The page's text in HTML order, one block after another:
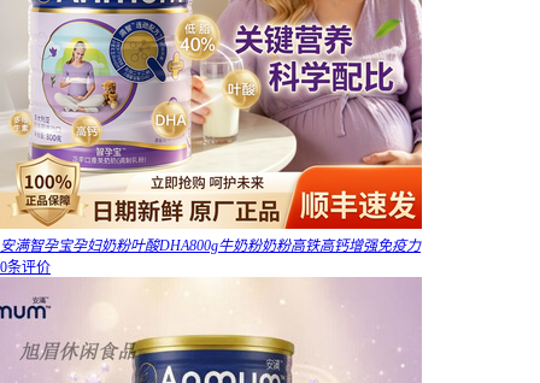
安满智孕宝孕妇奶粉叶酸DHA800g牛奶粉奶粉高铁高钙增强免疫力
0条评价